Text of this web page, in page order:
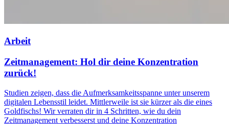
Arbeit
Zeitmanagement: Hol dir deine Konzentration
zurück!
Studien zeigen, dass die Aufmerksamkeitsspanne unter unserem
digitalen Lebensstil leidet. Mittlerweile ist sie kürzer als die eines
Goldfischs! Wir verraten dir in 4 Schritten, wie du dein
Zeitmanagement verbesserst und deine Konzentration